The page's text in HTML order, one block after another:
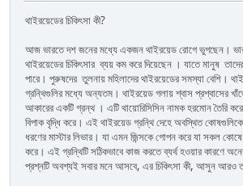
থাইরয়েডের চিকিৎসা কী?
আজ ভারতে দশ জনের মধ্যে একজন থাইরয়েড রোগে ভুগছেন।
থাইরয়েডের চিকিৎসার ব্যয় কম করে দিয়েছেন । যাতে মানুষ
পারে। পুরুষদের তুলনায় মহিলাদের থাইরয়েডের সমস্যা বেশি।
গ্রন্থিগুলির মধ্যে অন্যতম। থাইরয়েড গলায় শ্বাস প্রশ্বাসের
আকারের একটি গ্রন্থ । এটি থায়োরিসিসিন নামক হরমোন তৈরি
বিপাক বৃদ্ধি করে। এই থাইরয়েড গ্রন্থি দেহে অবস্থিত
ধরণের মাস্টার লিভার। যা এমন জিন্সকে গোপন করে যা সকল
করে। এই গ্রন্থিটি সঠিকভাবে কাজ করতে ব্যর্থ হওয়ার কারণে
প্রশ্নটি অবশ্যই সবার মনে আসবে, এর চিকিৎসা কী, আসুন আরও